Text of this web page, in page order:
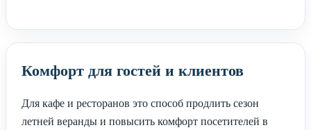
Комфорт для гостей и клиентов
Для кафе и ресторанов это способ продлить сезон
летней веранды и повысить комфорт посетителей в